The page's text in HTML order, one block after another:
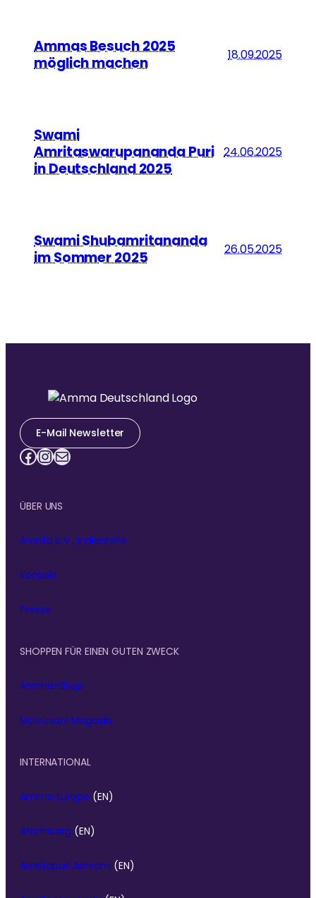
Ammas Besuch 2025
möglich machen
18.09.2025
Swami
Amritaswarupananda Puri
in Deutschland 2025
24.06.2025
Swami Shubamritananda
im Sommer 2025
26.05.2025
E-Mail Newsletter
Facebook InstagramE-Mail
ÜBER UNS
Amrita e.V., Indienhilfe
Kontakt
Presse
SHOPPEN FÜR EINEN GUTEN ZWECK
Amma-Shop
Matruvani Magazin
INTERNATIONAL
Amma Europe (EN)
Amma.org (EN)
Amritapuri Ashram (EN)